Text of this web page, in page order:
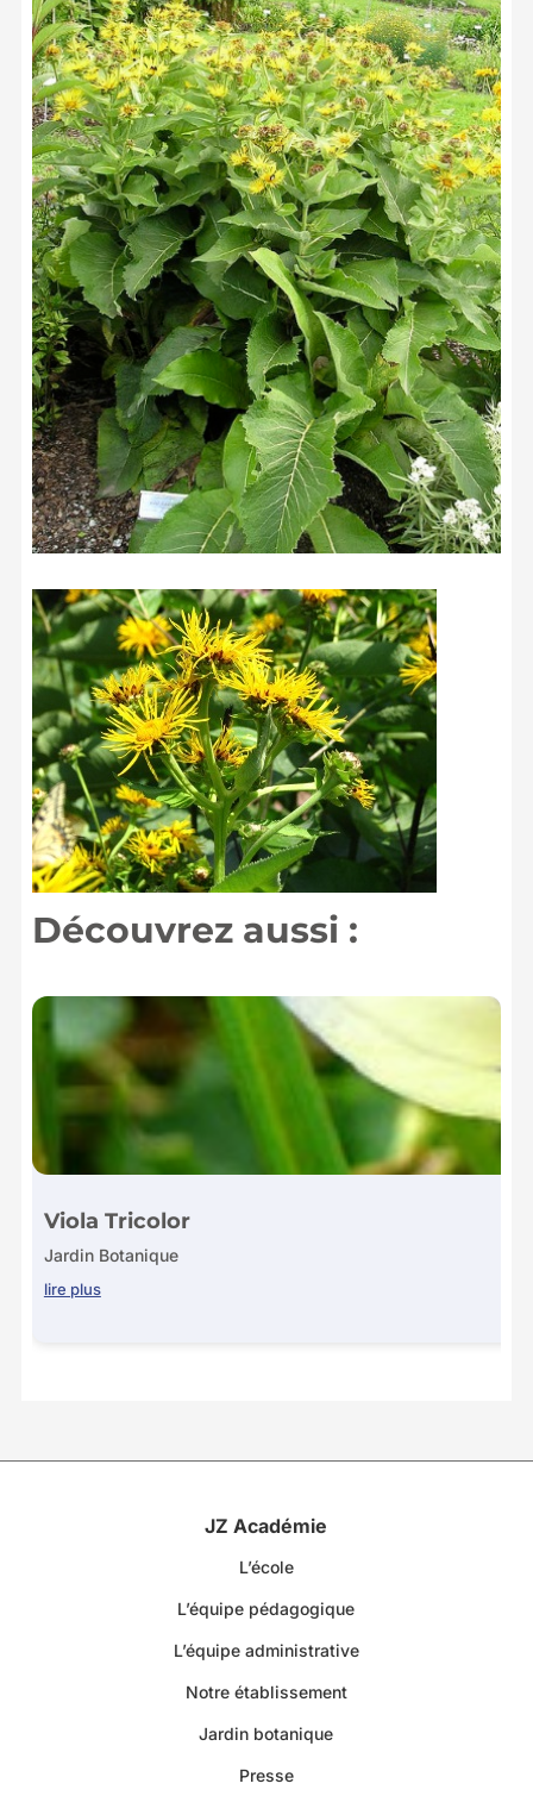
Découvrez aussi :
Viola Tricolor
Jardin Botanique
lire plus
JZ Académie
L’école
L’équipe pédagogique
L’équipe administrative
Notre établissement
Jardin botanique
Presse